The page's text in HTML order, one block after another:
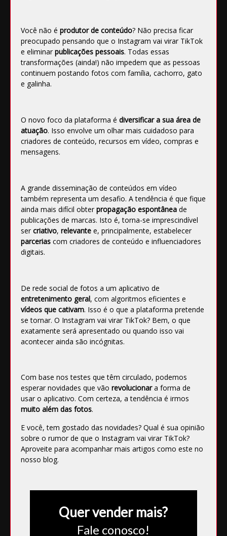
Você não é produtor de conteúdo? Não precisa ficar
preocupado pensando que o Instagram vai virar TikTok
e eliminar publicações pessoais. Todas essas
transformações (ainda!) não impedem que as pessoas
continuem postando fotos com família, cachorro, gato
e galinha.
O novo foco da plataforma é diversificar a sua área de
atuação. Isso envolve um olhar mais cuidadoso para
criadores de conteúdo, recursos em vídeo, compras e
mensagens.
A grande disseminação de conteúdos em vídeo
também representa um desafio. A tendência é que fique
ainda mais difícil obter propagação espontânea de
publicações de marcas. Isto é, torna-se imprescindível
ser criativo, relevante e, principalmente, estabelecer
parcerias com criadores de conteúdo e influenciadores
digitais.
De rede social de fotos a um aplicativo de
entretenimento geral, com algoritmos eficientes e
vídeos que cativam. Isso é o que a plataforma pretende
se tornar. O Instagram vai virar TikTok? Bem, o que
exatamente será apresentado ou quando isso vai
acontecer ainda são incógnitas.
Com base nos testes que têm circulado, podemos
esperar novidades que vão revolucionara forma de
usar o aplicativo. Com certeza, a tendência é irmos
muito além das fotos.
E você, tem gostado das novidades? Qual é sua opinião
sobre o rumor de que o Instagram vai virar TikTok?
Aproveite para acompanhar mais artigos como este no
nosso blog.
Quer vender mais?
Fale conosco!